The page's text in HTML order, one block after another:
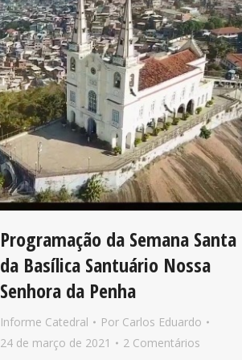
Programação da Semana Santa
da Basílica Santuário Nossa
Senhora da Penha
Informe Catedral Por Carlos Eduardo
24 de março de 2021
2 Comentários